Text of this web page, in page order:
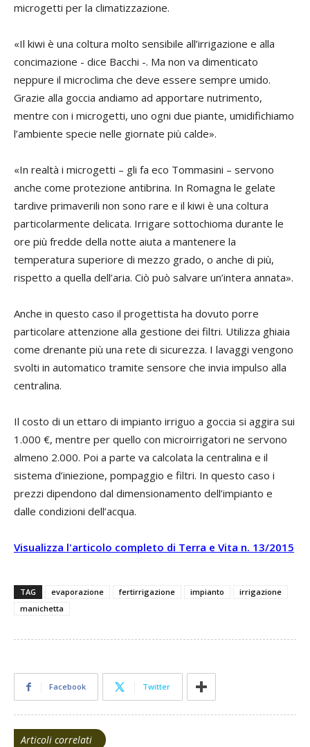
microgetti per la climatizzazione.
«Il kiwi è una coltura molto sensibile all’irrigazione e alla
concimazione - dice Bacchi -. Ma non va dimenticato
neppure il microclima che deve essere sempre umido.
Grazie alla goccia andiamo ad apportare nutrimento,
mentre con i microgetti, uno ogni due piante, umidifichiamo
l’ambiente specie nelle giornate più calde».
«In realtà i microgetti – gli fa eco Tommasini – servono
anche come protezione antibrina. In Romagna le gelate
tardive primaverili non sono rare e il kiwi è una coltura
particolarmente delicata. Irrigare sottochioma durante le
ore più fredde della notte aiuta a mantenere la
temperatura superiore di mezzo grado, o anche di più,
rispetto a quella dell’aria. Ciò può salvare un’intera annata».
Anche in questo caso il progettista ha dovuto porre
particolare attenzione alla gestione dei filtri. Utilizza ghiaia
come drenante più una rete di sicurezza. I lavaggi vengono
svolti in automatico tramite sensore che invia impulso alla
centralina.
Il costo di un ettaro di impianto irriguo a goccia si aggira sui
1.000 €, mentre per quello con microirrigatori ne servono
almeno 2.000. Poi a parte va calcolata la centralina e il
sistema d’iniezione, pompaggio e filtri. In questo caso i
prezzi dipendono dal dimensionamento dell’impianto e
dalle condizioni dell’acqua.
Visualizza l'articolo completo di Terra e Vita n. 13/2015
TAG evaporazione fertirrigazione impianto
irrigazione
manichetta
Facebook Twitter
Articoli correlati